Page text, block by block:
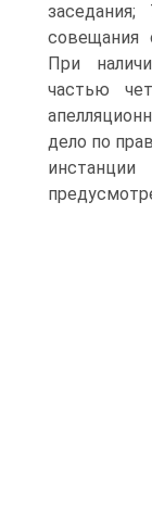
совещания
При
частью
дело по